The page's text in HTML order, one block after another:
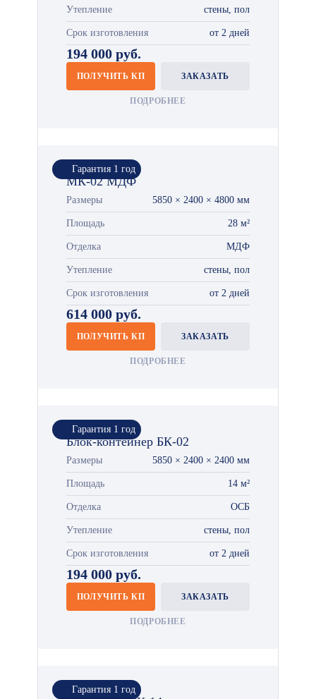
Утепление стены, пол
Срок изготовления от 2 дней
194 000 руб.
ПОЛУЧИТЬ КП ЗАКАЗАТЬ
ПОДРОБНЕЕ
Гарантия 1 год
МК-02 МДФ
Размеры 5850 × 2400 × 4800 мм
Площадь 28 м²
Отделка МДФ
Утепление стены, пол
Срок изготовления от 2 дней
614 000 руб.
ПОЛУЧИТЬ КП ЗАКАЗАТЬ
ПОДРОБНЕЕ
Гарантия 1 год
Блок-контейнер БК-02
Размеры 5850 × 2400 × 2400 мм
Площадь 14 м²
Отделка ОСБ
Утепление стены, пол
Срок изготовления от 2 дней
194 000 руб.
ПОЛУЧИТЬ КП ЗАКАЗАТЬ
ПОДРОБНЕЕ
Гарантия 1 год